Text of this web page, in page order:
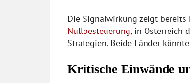
Die Signalwirkung zeigt bereits
Nullbesteuerung, in Österreich
Strategien. Beide Länder
Kritische Einwände